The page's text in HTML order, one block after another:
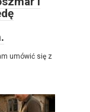
umówić się z